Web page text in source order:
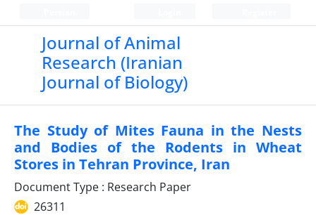
Journal of Animal
Research (Iranian
Journal of Biology)
The Study of Mites Fauna in the Nests
and Bodies of the Rodents in Wheat
Stores in Tehran Province, Iran
Document Type : Research Paper
26311